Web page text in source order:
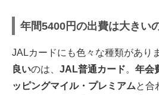
年間5400円の出費は大きい
JALカードにも色々な種類があり
良いのは、 JAL普通カード。 年会
ッピングマイル・プレミアムと合